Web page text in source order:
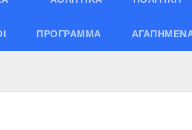
ΠΡΌΓΡΑΜΜΑ